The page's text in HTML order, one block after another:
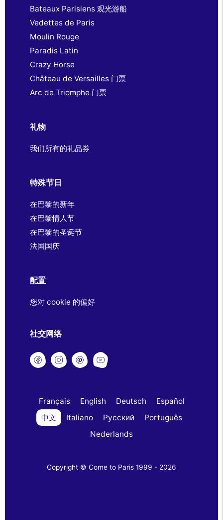
Bateaux Parisiens 观光游船
Vedettes de Paris
Moulin Rouge
Paradis Latin
Crazy Horse
Château de Versailles 门票
Arc de Triomphe 门票
礼物
我们所有的礼品券
特殊节日
在巴黎的新年
在巴黎情人节
在巴黎的圣诞节
法国国庆
配置
您对 cookie 的偏好
社交网络
Français English Deutsch
Español
中文
Italiano Русский
Português
Nederlands
Copyright © Come to Paris 1999 - 2026